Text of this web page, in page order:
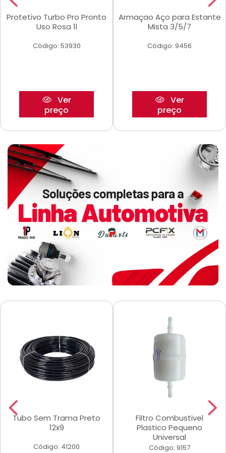
Protetivo Turbo Pro Pronto
Uso Rosa 1l
Código: 53930
Ver
preço
Armaçao Aço para Estante
Mista 3/5/7
Código: 9456
Ver
preço
Tubo Sem Trama Preto
12x9
Código: 41200
Filtro Combustivel
Plastico Pequeno
Universal
Código: 9157